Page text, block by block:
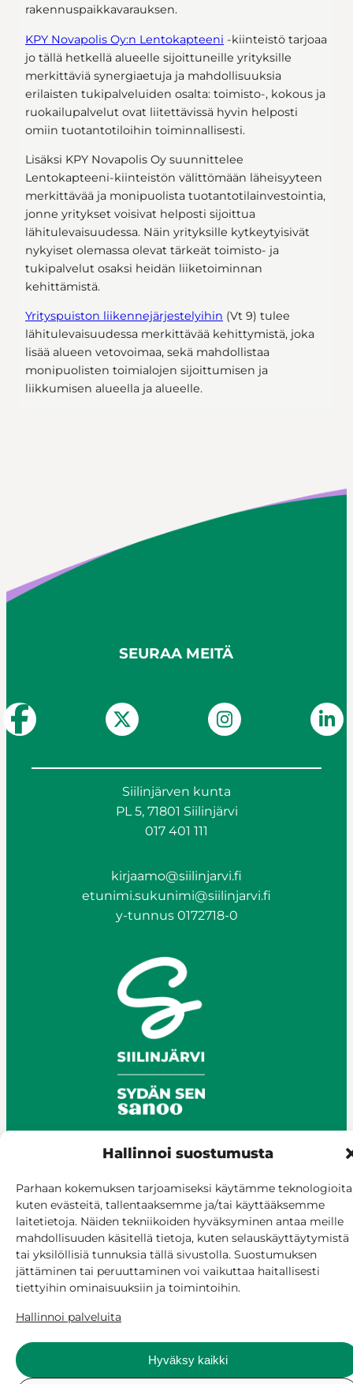
Hallinnoi suostumusta
Parhaan kokemuksen tarjoamiseksi käytämme
kuten evästeitä, tallentaaksemme ja/tai käyttääksemme
laitetietoja. Näiden tekniikoiden hyväksyminen antaa meille
mahdollisuuden käsitellä tietoja, kuten selauskäyttäytymistä
tai yksilöllisiä tunnuksia tällä sivustolla. Suostumuksen
jättäminen tai peruuttaminen voi vaikuttaa haitallisesti
tiettyihin ominaisuuksiin ja toimintoihin.
Hallinnoi palveluita
Hyväksy kaikki
rakennuspaikkavarauksen.
KPY Novapolis Oy:n Lentokapteeni -kiinteistö tarjoaa
jo tällä hetkellä alueelle sijoittuneille yrityksille
merkittäviä synergiaetuja ja mahdollisuuksia
erilaisten tukipalveluiden osalta: toimisto-, kokous ja
ruokailupalvelut ovat liitettävissä hyvin helposti
omiin tuotantotiloihin toiminnallisesti.
Lisäksi KPY Novapolis Oy suunnittelee
Lentokapteeni-kiinteistön välittömään läheisyyteen
merkittävää ja monipuolista tuotantotilainvestointia,
jonne yritykset voisivat helposti sijoittua
lähitulevaisuudessa. Näin yrityksille kytkeytyisivät
nykyiset olemassa olevat tärkeät toimisto- ja
tukipalvelut osaksi heidän liiketoiminnan
kehittämistä.
Yrityspuiston liikennejärjestelyihin (Vt 9) tulee
lähitulevaisuudessa merkittävää kehittymistä, joka
lisää alueen vetovoimaa, sekä mahdollistaa
monipuolisten toimialojen sijoittumisen ja
liikkumisen alueella ja alueelle.
SEURAA MEITÄ
Siilinjärven kunta
PL 5, 71801 Siilinjärvi
017 401 111
kirjaamo@siilinjarvi.fi
etunimi.sukunimi@siilinjarvi.fi
y-tunnus 0172718-0
© Siilinjärvi 2025
Anna palautetta
Asioi verkossa
Laskutus ja maksaminen
Saavutettavuus
Evästekäytäntö